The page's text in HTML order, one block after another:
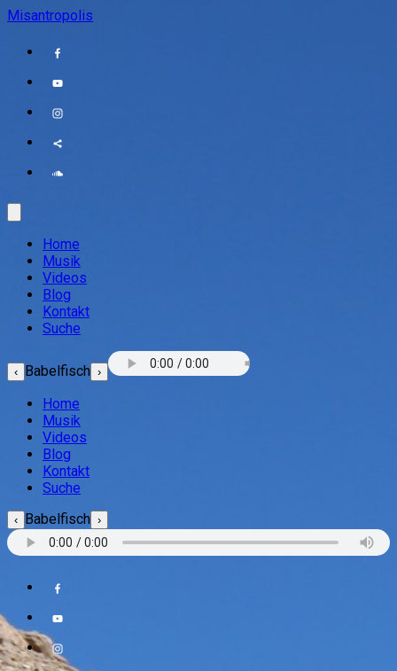
Misantropolis
Home
Musik
Videos
Blog
Kontakt
Suche
‹ Babelfisch ›
Home
Musik
Videos
Blog
Kontakt
Suche
‹ Babelfisch ›